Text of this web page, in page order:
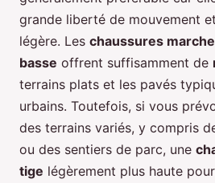
grande liberté de mouvement
légère. Les chaussures marche
basse offrent suffisamment de
terrains plats et les pavés
urbains. Toutefois, si vous
des terrains variés, y compris
ou des sentiers de parc, une
tige légèrement plus haute